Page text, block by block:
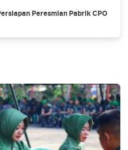
Peresmian Pabrik CPO